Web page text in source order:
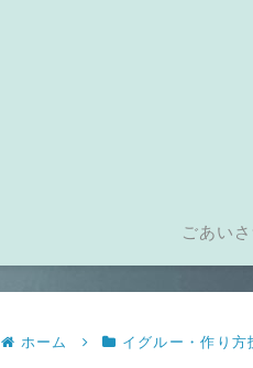
ごあい
ホーム イグルー・作り方